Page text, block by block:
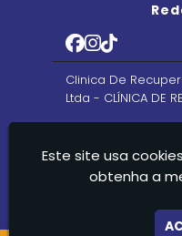
Clinica De
Ltda - CLÍNICA DE
Este site usa
obtenha a